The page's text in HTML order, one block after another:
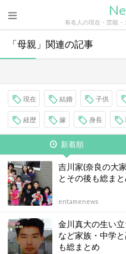
有名人の現在・芸能
「母親」関連の記事
現在 結婚 子供
経歴 嫁 身長
新着順
吉川家(奈良の大
とその後も総ま
entamenews
金川真大の生い
など家族・中学
も総まとめ